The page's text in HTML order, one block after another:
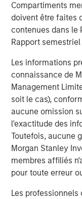
Compartiments
doivent être faites
contenues dans le
Rapport
Les informations
connaissance de
Management
soit le cas),
aucune omission
l'exactitude des
Toutefois, aucune
Morgan Stanley
membres affiliés
pour toute erreur
Les
Jim